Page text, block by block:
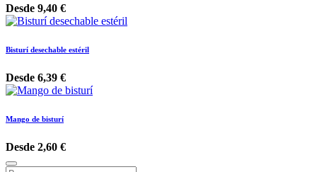
Desde 9,40 €
Bisturí desechable estéril
Desde 6,39 €
Mango de bisturí
Desde 2,60 €